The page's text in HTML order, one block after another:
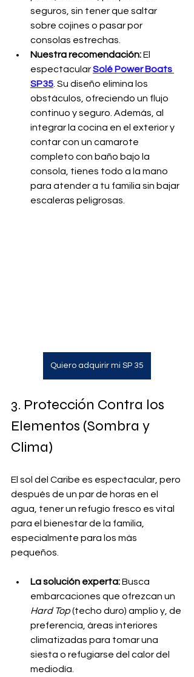
seguros, sin tener que saltar
sobre cojines o pasar por
consolas estrechas.
Nuestra recomendación: El
espectacular Solé Power Boats
SP35 . Su diseño elimina los
obstáculos, ofreciendo un flujo
continuo y seguro. Además, al
integrar la cocina en el exterior y
contar con un camarote
completo con baño bajo la
consola, tienes todo a la mano
para atender a tu familia sin bajar
escaleras peligrosas.
Quiero adquirir mi SP 35
3. Protección Contra los
Elementos (Sombra y
Clima)
El sol del Caribe es espectacular, pero
después de un par de horas en el
agua, tener un refugio fresco es vital
para el bienestar de la familia,
especialmente para los más
pequeños.
La solución experta: Busca
embarcaciones que ofrezcan un
Hard Top (techo duro) amplio y, de
preferencia, áreas interiores
climatizadas para tomar una
siesta o refugiarse del calor del
mediodía.